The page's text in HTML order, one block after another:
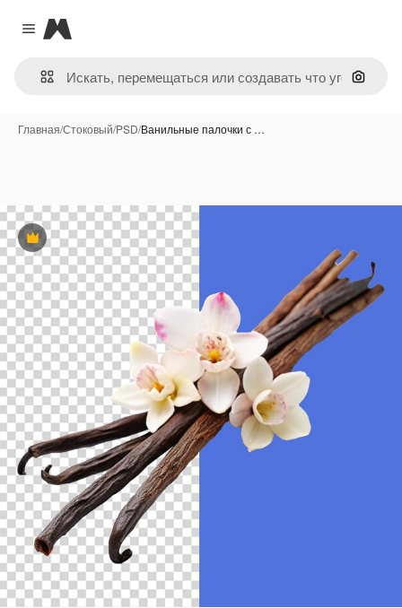
Close menu
Magnific
Поиск
Главная/Стоковый/PSD/Ванильные палочки с …
Премиум